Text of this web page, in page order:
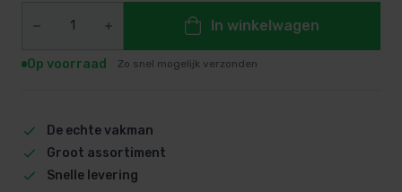
In winkelwagen
Op voorraad Zo snel mogelijk verzonden
De echte vakman
Groot assortiment
Snelle levering